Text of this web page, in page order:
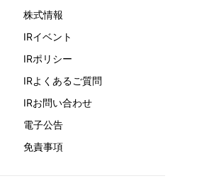
株式情報
IRイベント
IRポリシー
IRよくあるご質問
IRお問い合わせ
電子公告
免責事項